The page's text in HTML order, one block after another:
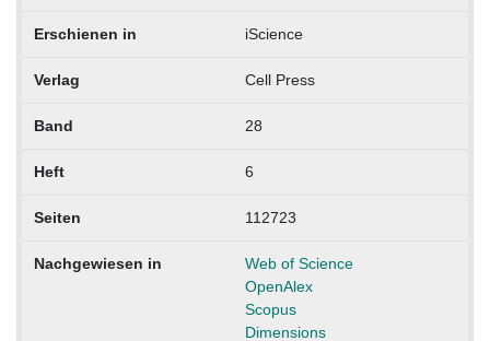
Erschienen in iScience
Verlag Cell Press
Band 28
Heft 6
Seiten 112723
Nachgewiesen in
Web of Science
OpenAlex
Scopus
Dimensions